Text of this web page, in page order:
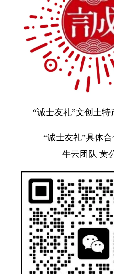
“诚士友礼”文创土特
“诚士友礼”具体
牛云团队 黄